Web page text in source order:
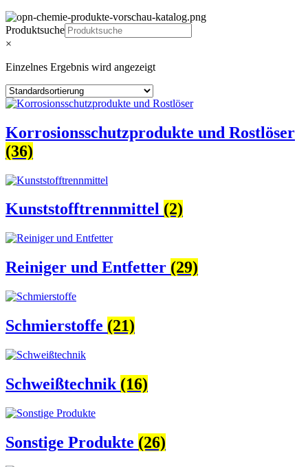
Produktsuche
×
Einzelnes Ergebnis wird angezeigt
Korrosionsschutzprodukte und Rostlöser
(36)
Kunststofftrennmittel (2)
Reiniger und Entfetter (29)
Schmierstoffe (21)
Schweißtechnik (16)
Sonstige Produkte (26)